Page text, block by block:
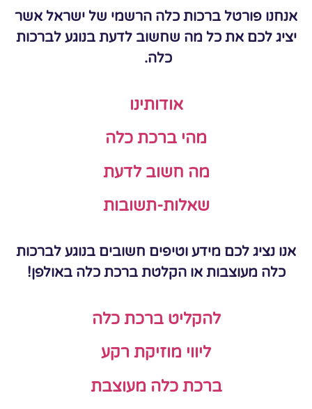
אנחנו פורטל ברכות כלה הרשמי של ישראל אשר
יציג לכם את כל מה שחשוב לדעת בנוגע לברכות
כלה.
אודותינו
מהי ברכת כלה
מה חשוב לדעת
שאלות-תשובות
אנו נציג לכם מידע וטיפים חשובים בנוגע לברכות
כלה מעוצבות או הקלטת ברכת כלה באולפן!
להקליט ברכת כלה
ליווי מוזיקת רקע
ברכת כלה מעוצבת